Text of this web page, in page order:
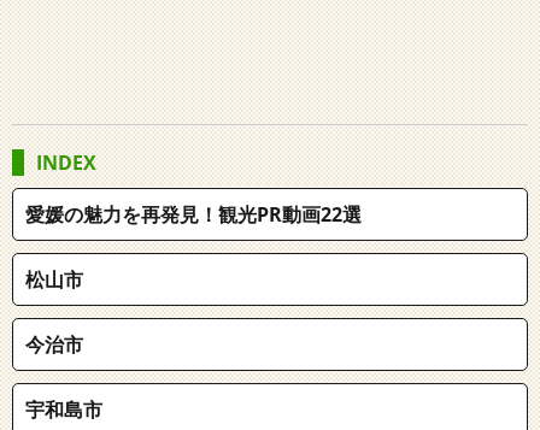
INDEX
愛媛の魅力を再発見！観光PR動画22選
松山市
今治市
宇和島市